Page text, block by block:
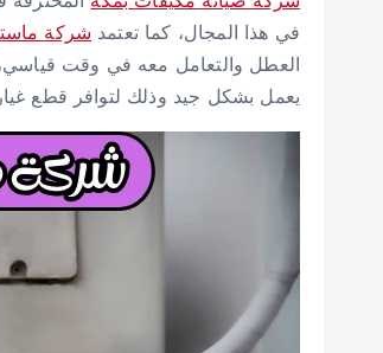
في هذا المجال، كما تعتمد شركة
العطل والتعامل معه في وقت
يعمل بشكل جيد وذلك لتوافر قطع